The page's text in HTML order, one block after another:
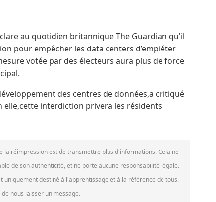
au quotidien britannique The Guardian qu'il
pour empêcher les data centers d’empiéter
votée par des électeurs aura plus de force
des centres de données,a critiqué
elle,cette interdiction privera les résidents
réimpression est de transmettre plus d'informations. Cela ne
de son authenticité, et ne porte aucune responsabilité légale.
uniquement destiné à l'apprentissage et à la référence de tous.
nous laisser un message.